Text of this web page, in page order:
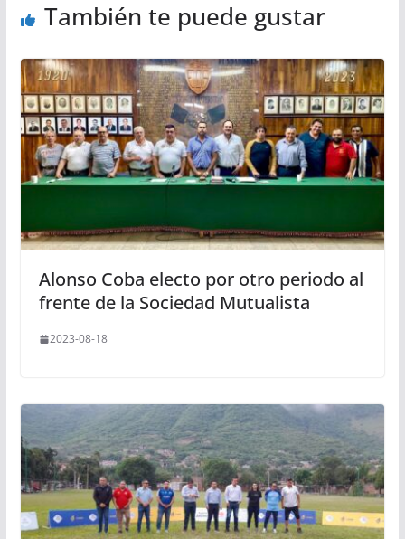
También te puede gustar
Alonso Coba electo por otro periodo al
frente de la Sociedad Mutualista
2023-08-18